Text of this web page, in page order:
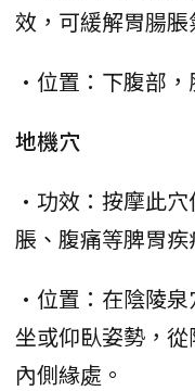
效，可緩解胃腸脹
•位置：下腹部
地機穴
•功效：按摩此
脹、腹痛等脾胃疾
•位置：在陰陵
坐或仰臥姿勢，
內側緣處。